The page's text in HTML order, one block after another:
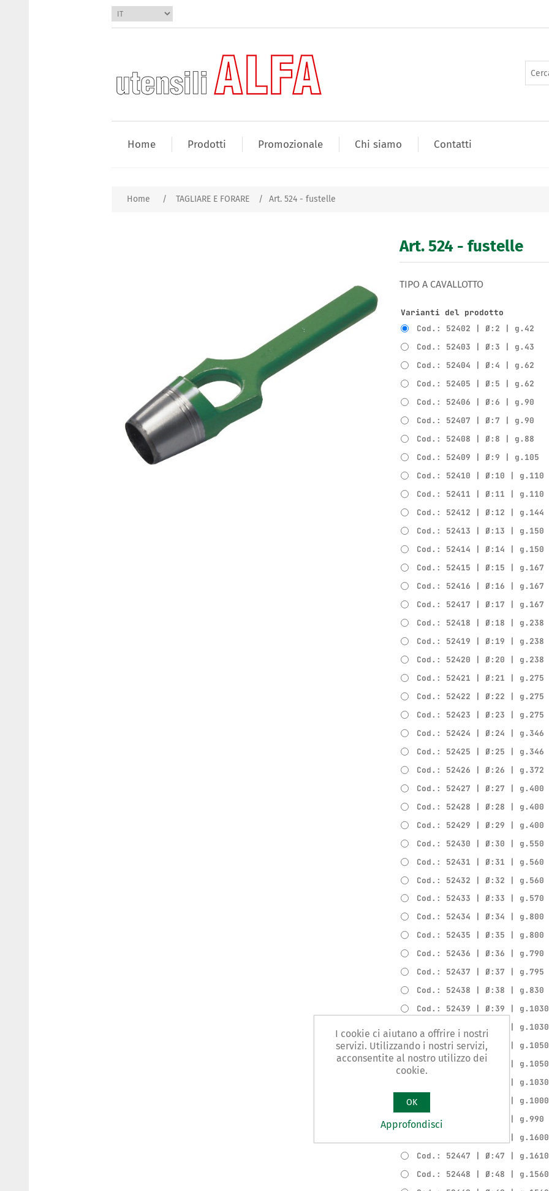
Home Prodotti Promozionale Chi siamo Contatti
Home / TAGLIARE E FORARE / Art. 524 - fustelle
Art. 524 - fustelle
TIPO A CAVALLOTTO
Varianti del prodotto
Cod.: 52402 | Ø:2 | g.42
Cod.: 52403 | Ø:3 | g.43
Cod.: 52404 | Ø:4 | g.62
Cod.: 52405 | Ø:5 | g.62
Cod.: 52406 | Ø:6 | g.90
Cod.: 52407 | Ø:7 | g.90
Cod.: 52408 | Ø:8 | g.88
Cod.: 52409 | Ø:9 | g.105
Cod.: 52410 | Ø:10 | g.110
Cod.: 52411 | Ø:11 | g.110
Cod.: 52412 | Ø:12 | g.144
Cod.: 52413 | Ø:13 | g.150
Cod.: 52414 | Ø:14 | g.150
Cod.: 52415 | Ø:15 | g.167
Cod.: 52416 | Ø:16 | g.167
Cod.: 52417 | Ø:17 | g.167
Cod.: 52418 | Ø:18 | g.238
Cod.: 52419 | Ø:19 | g.238
Cod.: 52420 | Ø:20 | g.238
Cod.: 52421 | Ø:21 | g.275
Cod.: 52422 | Ø:22 | g.275
Cod.: 52423 | Ø:23 | g.275
Cod.: 52424 | Ø:24 | g.346
Cod.: 52425 | Ø:25 | g.346
Cod.: 52426 | Ø:26 | g.372
Cod.: 52427 | Ø:27 | g.400
Cod.: 52428 | Ø:28 | g.400
Cod.: 52429 | Ø:29 | g.400
Cod.: 52430 | Ø:30 | g.550
Cod.: 52431 | Ø:31 | g.560
Cod.: 52432 | Ø:32 | g.560
Cod.: 52433 | Ø:33 | g.570
Cod.: 52434 | Ø:34 | g.800
Cod.: 52435 | Ø:35 | g.800
Cod.: 52436 | Ø:36 | g.790
Cod.: 52437 | Ø:37 | g.795
Cod.: 52438 | Ø:38 | g.830
Cod.: 52439 | Ø:39 | g.1030
Cod.: 52440 | Ø:40 | g.1030
Cod.: 52441 | Ø:41 | g.1050
Cod.: 52442 | Ø:42 | g.1050
Cod.: 52443 | Ø:43 | g.1030
Cod.: 52444 | Ø:44 | g.1000
Cod.: 52445 | Ø:45 | g.990
Cod.: 52446 | Ø:46 | g.1600
Cod.: 52447 | Ø:47 | g.1610
Cod.: 52448 | Ø:48 | g.1560
I cookie ci aiutano a offrire i nostri
servizi. Utilizzando i nostri servizi,
acconsentite al nostro utilizzo dei
cookie.
OK
Approfondisci